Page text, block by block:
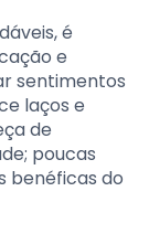
é
e
sentimentos
laços e
de
poucas
benéficas do